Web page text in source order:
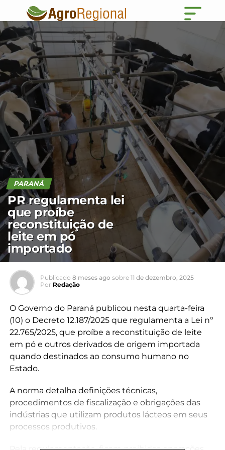
PARANÁ
PR regulamenta lei
que proíbe
reconstituição de
leite em pó
importado
Publicado 8 meses ago sobre 11 de dezembro, 2025
Por Redação
O Governo do Paraná publicou nesta quarta-feira
(10) o Decreto 12.187/2025 que regulamenta a Lei nº
22.765/2025, que proíbe a reconstituição de leite
em pó e outros derivados de origem importada
quando destinados ao consumo humano no
Estado.
A norma detalha definições técnicas,
procedimentos de fiscalização e obrigações das
indústrias que utilizam produtos lácteos em seus
processos produtivos.